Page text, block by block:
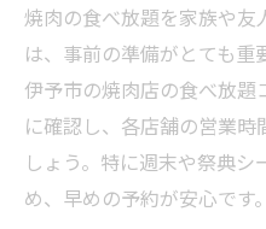
焼肉の食べ放題を家族や友
は、事前の準備がとても重
伊予市の焼肉店の食べ放
に確認し、各店舗の営業
しょう。特に週末や祭典
め、早めの予約が安心です。